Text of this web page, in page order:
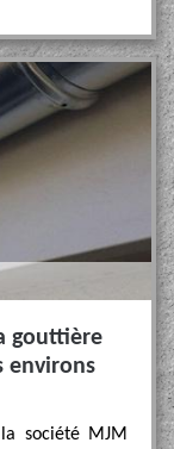
gouttière
environs
société MJM